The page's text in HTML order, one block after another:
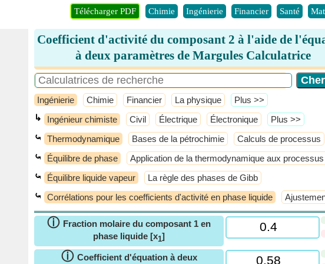
Télécharger PDF Chimie Ingénierie Financier Santé
Coefficient d'activité du composant 2 à l'aide de
à deux paramètres de Margules Calculatrice
Ingénierie Chimie Financier La physique ​Plus >>
↳ Ingénieur chimiste Civil Électrique Électronique ​Plus >>
⤿ Thermodynamique Bases de la pétrochimie Calculs de processus
⤿ Équilibre de phase Application de la thermodynamique aux processus
⤿ Équilibre liquide vapeur La règle des phases de Gibb
⤿ Corrélations pour les coefficients d'activité en phase liquide
ⓘ Fraction molaire du composant 1 en
phase liquide [x1]
ⓘ Coefficient d'équation à deux